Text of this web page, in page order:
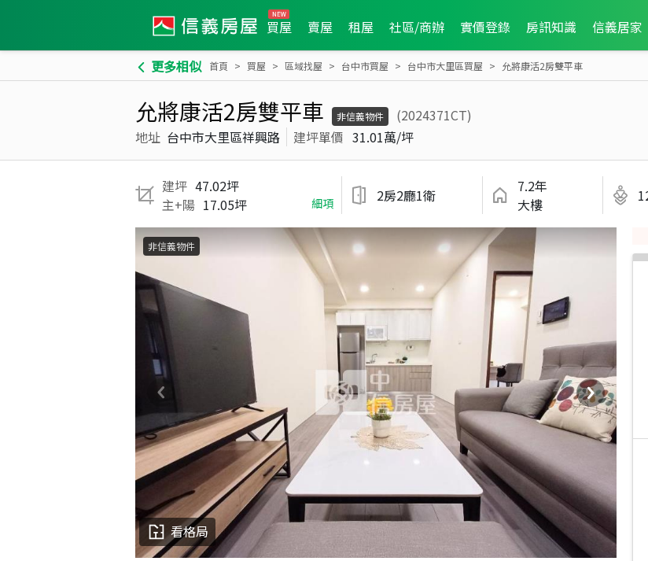
買屋 賣屋 租屋 社區/商辦 實價登錄 房訊知識 信義居家
更多相似 首頁 買屋 區域找屋 台中市買屋 台中市大里區買屋 允將康活2房雙平車
允將康活2房雙平車 非信義物件
(2024371CT)
地址 台中市大里區祥興路 建坪單價 31.01萬/坪
建坪 47.02坪
主+陽 17.05坪 細項 2房2廳1衛
7.2年
大樓
看格局
非信義物件